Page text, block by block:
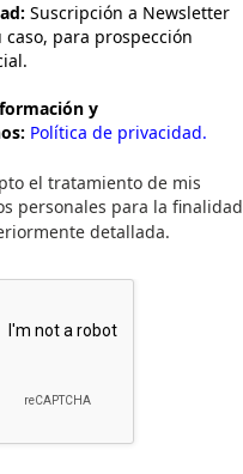
Suscripción a Newsletter
caso, para prospección
y
Política de privacidad.
el tratamiento de mis
personales para la finalidad
detallada.